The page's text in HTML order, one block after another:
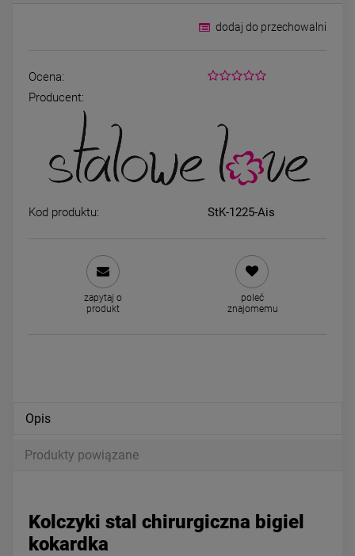
STAL CHIRURGICZNA
nieskończoność czarne
kryształki cyrkonie
49,00 zł
Kolczyki STAL
bigiel 1 cm czarne
cyrkonie
34,00 zł
dodaj do przechowalni
Ocena:
Producent:
Kod produktu: StK-1225-Ais
zapytaj o
produkt
poleć
znajomemu
Opis
Produkty powiązane
Kolczyki stal chirurgiczna bigiel
kokardka